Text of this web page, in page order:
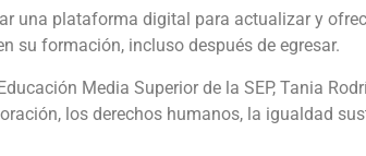
una plataforma digital para actualizar y
su formación, incluso después de egresar.
Media Superior de la SEP, Tania
los derechos humanos, la igualdad